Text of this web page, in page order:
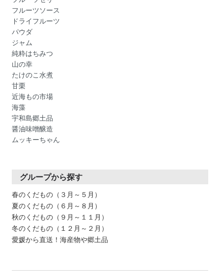
フルーツソース
ドライフルーツ
パウダ
ジャム
純粋はちみつ
山の幸
たけのこ水煮
甘栗
近海もの市場
海藻
宇和島郷土品
醤油味噌醸造
ムッキーちゃん
グループから探す
春のくだもの（３月～５月）
夏のくだもの（６月～８月）
秋のくだもの（９月～１１月）
冬のくだもの（１２月～２月）
愛媛から直送！海産物や郷土品